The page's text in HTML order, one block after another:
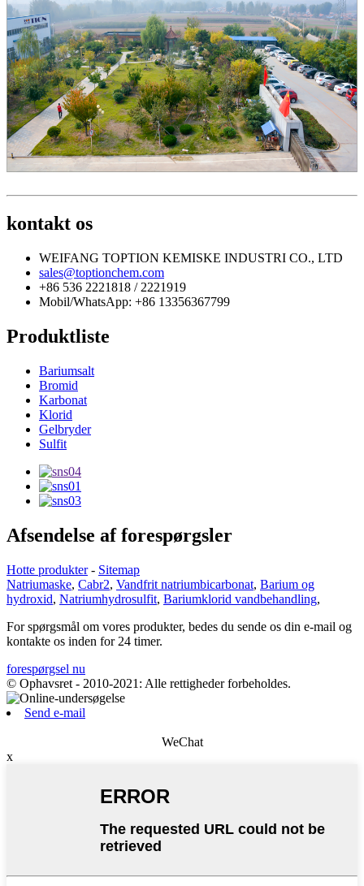
kontakt os
WEIFANG TOPTION KEMISKE INDUSTRI CO., LTD
sales@toptionchem.com
+86 536 2221818 / 2221919
Mobil/WhatsApp: +86 13356367799
Produktliste
Bariumsalt
Bromid
Karbonat
Klorid
Gelbryder
Sulfit
Afsendelse af forespørgsler
Hotte produkter- Sitemap
Natriumaske, Cabr2, Vandfrit natriumbicarbonat, Barium og
hydroxid, Natriumhydrosulfit, Bariumklorid vandbehandling,
For spørgsmål om vores produkter, bedes du sende os din e-mail og
kontakte os inden for 24 timer.
forespørgsel nu
© Ophavsret - 2010-2021: Alle rettigheder forbeholdes.
Send e-mail
WeChat
x